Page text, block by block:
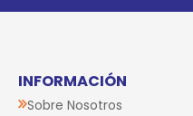
INFORMACIÓN
Sobre Nosotros